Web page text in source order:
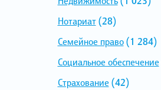
Нотариат(28)
Семейное право(1 284)
Социальное обеспечение
Страхование (42)